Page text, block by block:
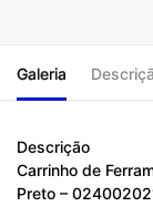
Galeria
Descrição
Carrinho de
Preto –